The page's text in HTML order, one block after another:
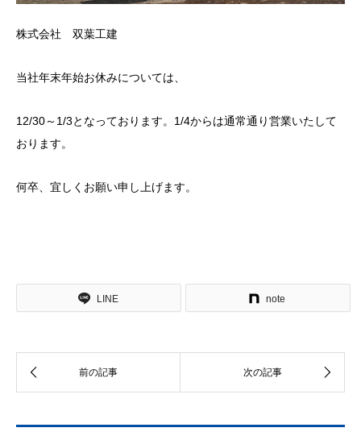
株式会社 双葉工建
当社年末年始お休みについては、
12/30～1/3となっております。1/4からは通常通り営業いたして
おります。
何卒、宜しくお願い申し上げます。
LINE note